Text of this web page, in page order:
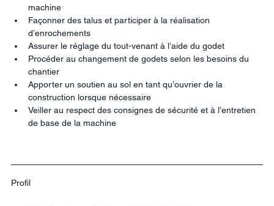
machine
Façonner des talus et participer à la réalisation
d’enrochements
Assurer le réglage du tout-venant à l’aide du godet
Procéder au changement de godets selon les besoins du
chantier
Apporter un soutien au sol en tant qu’ouvrier de la
construction lorsque nécessaire
Veiller au respect des consignes de sécurité et à l’entretien
de base de la machine
Profil